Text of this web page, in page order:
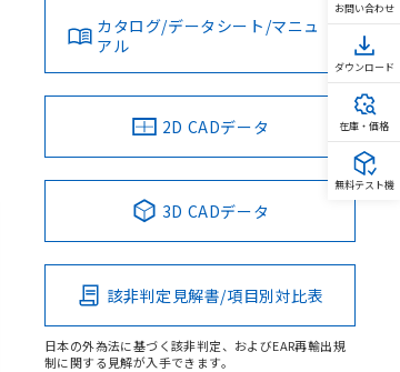
カタログ/データシート/マニュ
アル
2D CADデータ
3D CADデータ
該非判定見解書/項目別対比表
日本の外為法に基づく該非判定、およびEAR再輸出規
制に関する見解が入手できます。
お問い合わせ
ダウンロード
在庫・価格
無料テスト機